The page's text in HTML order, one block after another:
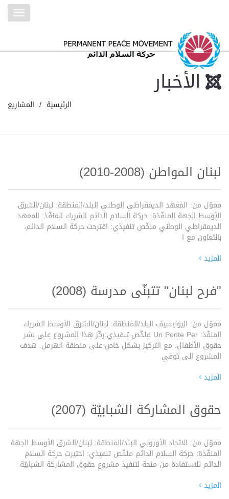
الأخبار
الرئيسية المشاريع
لبنان المواطن (2008-2010)
مموّل من: المعهد الديمقراطي الوطني البلد/المنطقة: لبنان/الشرق
الأوسط الجهة المنفّذة: حركة السلام الدائم الشريك المنفّذ: المعهد
الديمقراطي الوطني ملخّص تنفيذي: اقترحت حركة السلام الدائم،
بالتعاون مع ا
المزيد
"فرح لبنان" تتبنّى مدرسة (2008)
مموّل من: اليونيسيف البلد/المنطقة: لبنان/الشرق الأوسط الشريك
المنفّذ: Un Ponte Per ملخّص تنفيذي:ركّز هذا المشروع على نشر
حقوق الأطفال، مع التركيز بشكل خاص على منطقة الهرمل. هدف
المشروع الى توفي
المزيد
حقوق المشاركة الشبابيّة (2007)
مموّل من: الاتحاد الأوروبي البلد/المنطقة: لبنان/الشرق الأوسط الجهة
المنفّذة: حركة السلام الدائم ملخّص تنفيذي: اختيرت حركة السلام
الدائم للاستفادة من منحة لتنفيذ مشروع حقوق المشاركة الشبابيّة.
المزيد